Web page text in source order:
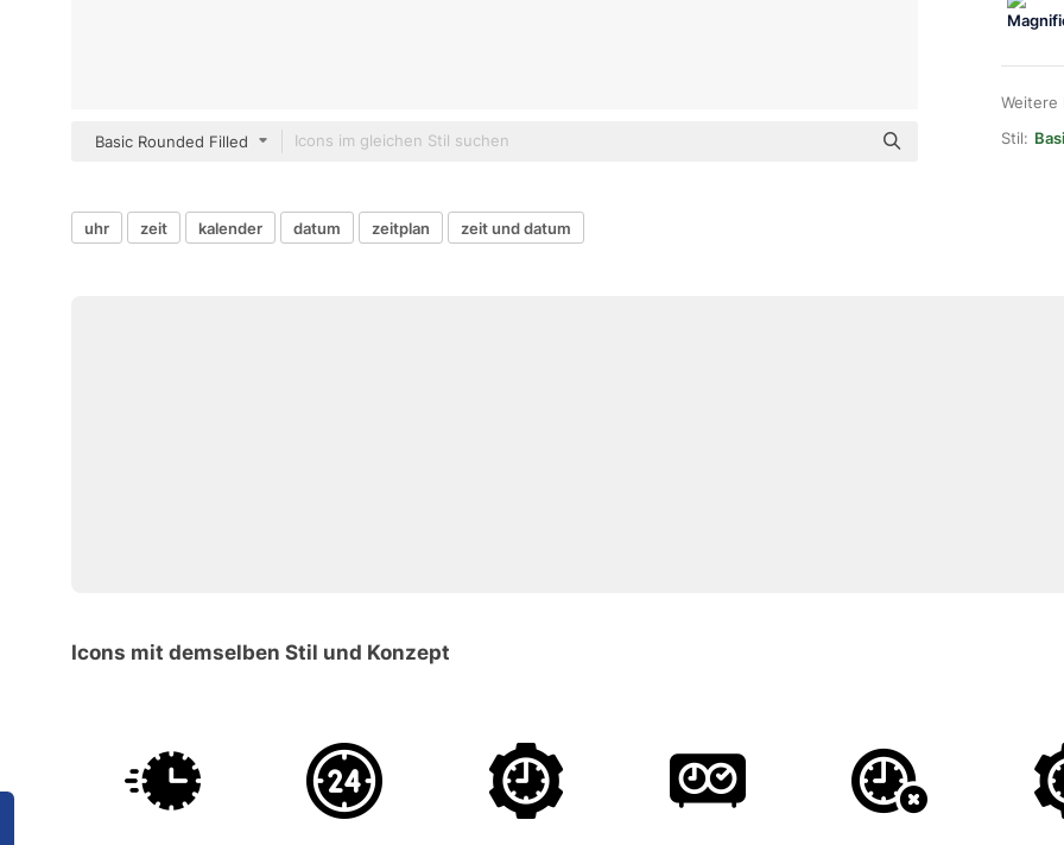
Basic Rounded Filled
Weitere
Stil:
uhr zeit kalender datum zeitplan zeit und datum
Icons mit demselben Stil und Konzept